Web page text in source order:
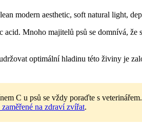
Mnoho majitelů psů se domnívá,
optimální hladinu této živiny je
C u psů se vždy poraďte s
na zdraví zvířat.